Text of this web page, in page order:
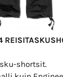
shortsit.